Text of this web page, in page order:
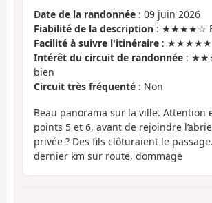
Date de la randonnée : 09 juin 2026
Fiabilité de la description : ★★★★☆
Facilité à suivre l'itinéraire : ★★★★★
Intérêt du circuit de randonnée :
bien
Circuit très fréquenté : Non
Beau panorama sur la ville. Attention
points 5 et 6, avant de rejoindre
privée ? Des fils clôturaient le
dernier km sur route, dommage